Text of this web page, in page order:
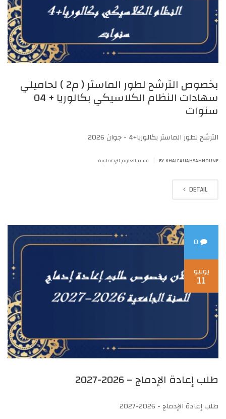
بخصوص الترشح لطور الماستر ( م2 ) لحاميلي
سهادات النظام الكلاسيكي بكالوريا + 04
سنوات
الترشح لطور الماستر بكالوريا+4 - جوان 2026
BY KHALFALLAHSAHNOUNE قسم العلوم الإجتماعية
DETAIL
يونيو
11
طلب إعادة الإدماج – 2026-2027
طلب إعادة الإدماج - 2026-2027